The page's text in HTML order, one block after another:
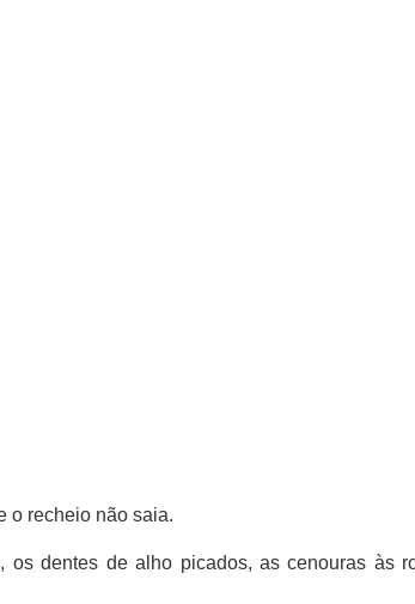
o recheio não saia.
dentes de alho picados, as cenouras às